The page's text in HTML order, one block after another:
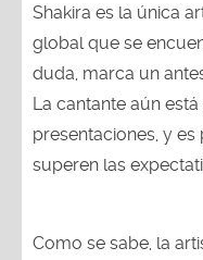
Shakira es la única
global que se
duda, marca un
La cantante aún
presentaciones, y
superen las
Como se sabe, la